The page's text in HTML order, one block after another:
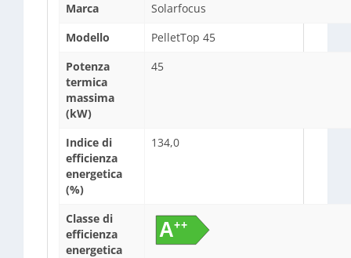
Marca
Solarfocus
Modello
PelletTop 45
Potenza
termica
massima
(kW)
45
Indice di
efficienza
energetica
(%)
134,0
Classe di
efficienza
energetica